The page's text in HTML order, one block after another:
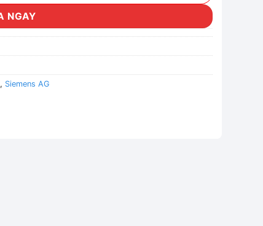
NGAY
, Siemens AG